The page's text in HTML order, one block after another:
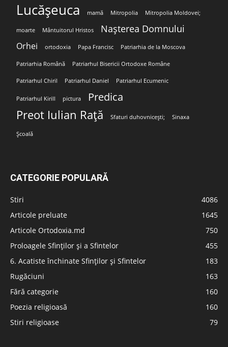
Lucășeuca mamă Mitropolia Mitropolia Moldovei;
moarte Mântuitorul Hristos Nașterea Domnului
Orhei ortodoxia Papa Francisc Patriarhia de la Moscova
Patriarhia Română Patriarhul Bisericii Ortodoxe Române
Patriarhul Chiril Patriarhul Daniel Patriarhul Ecumenic
Patriarhul Kirill pictura Predica
Preot Iulian Rață Sfaturi duhovnicești; Sinaxa
Școală
CATEGORIE POPULARĂ
Stiri
4086
Articole preluate
1645
Articole Ortodoxia.md
750
Proloagele Sfinților și a Sfintelor
455
6. Acatiste închinate Sfinților și Sfintelor
183
Rugăciuni
163
Fără categorie
160
Poezia religioasă
160
Stiri religioase
79